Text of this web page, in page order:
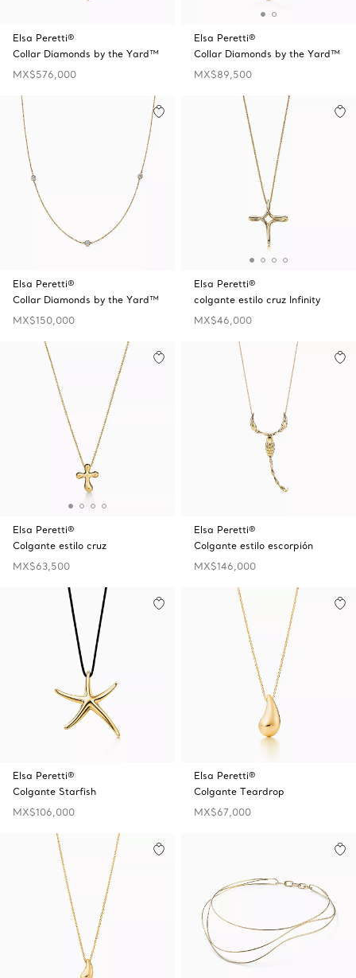
Elsa Peretti®
Collar Diamonds by the Yard™
MX$576,000
Elsa Peretti®
Collar Diamonds by the Yard™
MX$89,500
Elsa Peretti®
Collar Diamonds by the Yard™
MX$150,000
Elsa Peretti®
colgante estilo cruz Infinity
MX$46,000
Elsa Peretti®
Colgante estilo cruz
MX$63,500
Elsa Peretti®
Colgante estilo escorpión
MX$146,000
Elsa Peretti®
Colgante Starfish
MX$106,000
Elsa Peretti®
Colgante Teardrop
MX$67,000